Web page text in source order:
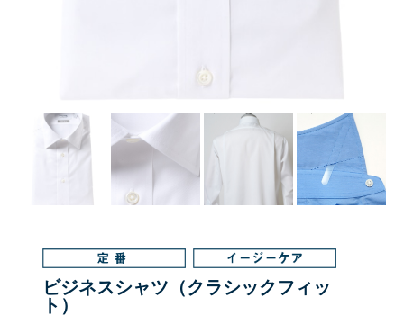
ビジネスシャツ（クラシックフィッ
ト）